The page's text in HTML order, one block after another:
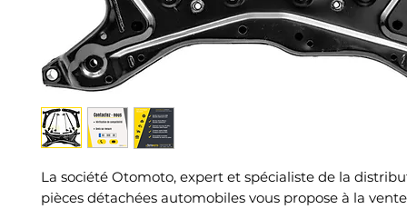
La société Otomoto, expert et spécialiste de la
pièces détachées automobiles vous propose à la